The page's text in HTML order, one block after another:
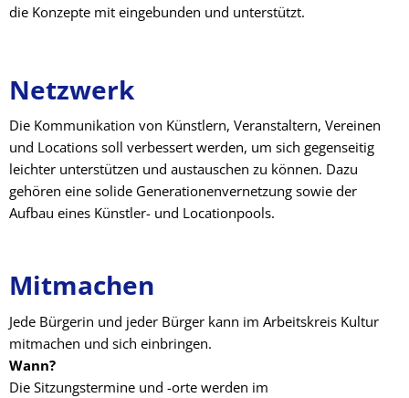
die Konzepte mit eingebunden und unterstützt.
Netzwerk
Die Kommunikation von Künstlern, Veranstaltern, Vereinen
und Locations soll verbessert werden, um sich gegenseitig
leichter unterstützen und austauschen zu können. Dazu
gehören eine solide Generationenvernetzung sowie der
Aufbau eines Künstler- und Locationpools.
Mitmachen
Jede Bürgerin und jeder Bürger kann im Arbeitskreis Kultur
mitmachen und sich einbringen.
Wann?
Die Sitzungstermine und -orte werden im